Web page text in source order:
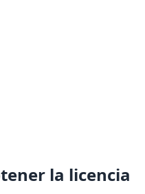
la licencia